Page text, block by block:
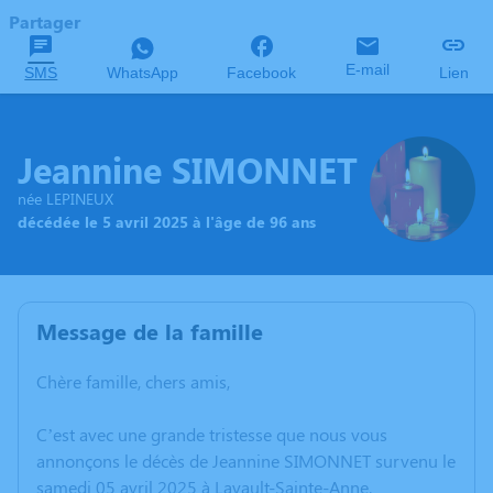
Partager
SMS WhatsApp Facebook E-mail Lien
Jeannine SIMONNET
née LEPINEUX
décédée le 5 avril 2025 à l'âge de 96 ans
Message de la famille
Chère famille, chers amis,
C’est avec une grande tristesse que nous vous
annonçons le décès de Jeannine SIMONNET survenu le
samedi 05 avril 2025 à Lavault-Sainte-Anne.